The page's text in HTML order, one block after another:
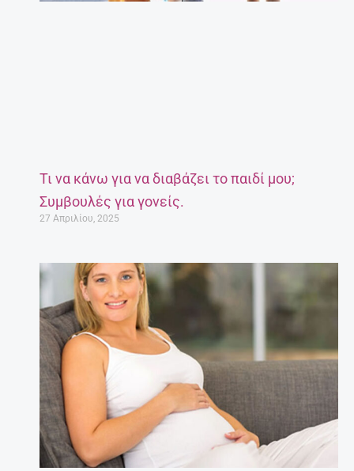
Τι να κάνω για να διαβάζει το παιδί μου;
Συμβουλές για γονείς.
27 Απριλίου, 2025